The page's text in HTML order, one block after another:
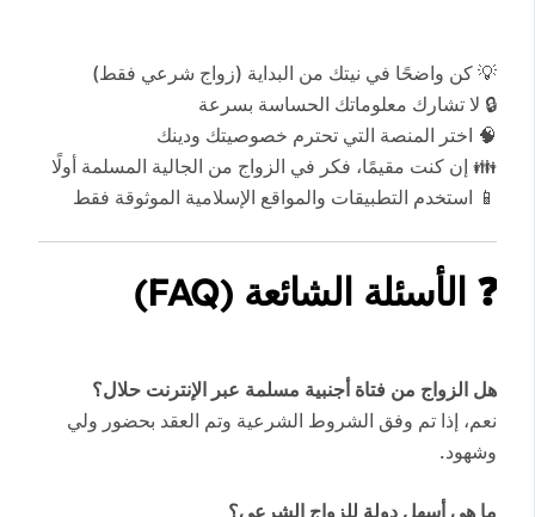
💡 كن واضحًا في نيتك من البداية (زواج شرعي فقط)
🔒 لا تشارك معلوماتك الحساسة بسرعة
🧠 اختر المنصة التي تحترم خصوصيتك ودينك
👪 إن كنت مقيمًا، فكر في الزواج من الجالية المسلمة أولًا
📱 استخدم التطبيقات والمواقع الإسلامية الموثوقة فقط
❓ الأسئلة الشائعة (FAQ)
هل الزواج من فتاة أجنبية مسلمة عبر الإنترنت حلال؟
نعم، إذا تم وفق الشروط الشرعية وتم العقد بحضور ولي
وشهود.
ما هي أسهل دولة للزواج الشرعي؟